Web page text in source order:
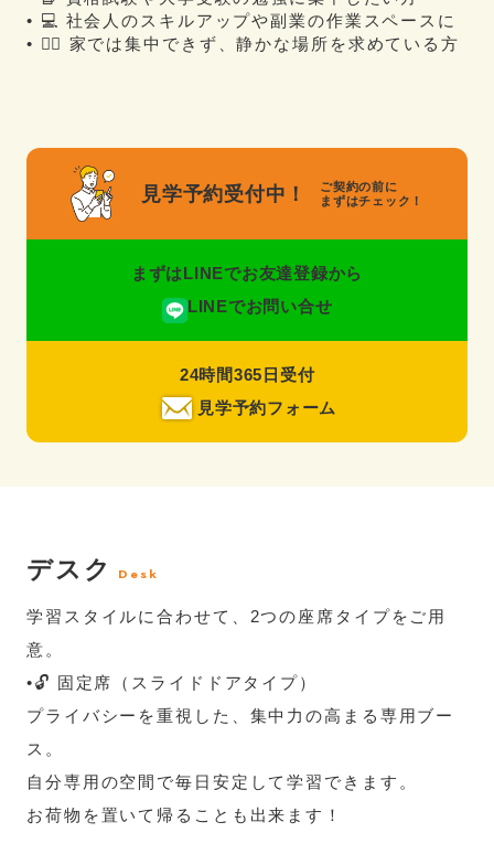
• 💻 社会人のスキルアップや副業の作業スペースに
• 🧘‍♂️ 家では集中できず、静かな場所を求めている方
見学予約受付中！
ご契約の前に
まずはチェック！
まずはLINEでお友達登録から
LINEでお問い合せ
24時間365日受付
見学予約フォーム
デスク Desk
学習スタイルに合わせて、2つの座席タイプをご用
意。
•🔓 固定席（スライドドアタイプ）
プライバシーを重視した、集中力の高まる専用ブー
ス。
自分専用の空間で毎日安定して学習できます。
お荷物を置いて帰ることも出来ます！